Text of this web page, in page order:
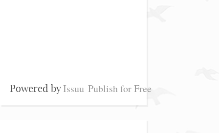
Powered byIssuu Publish for Free